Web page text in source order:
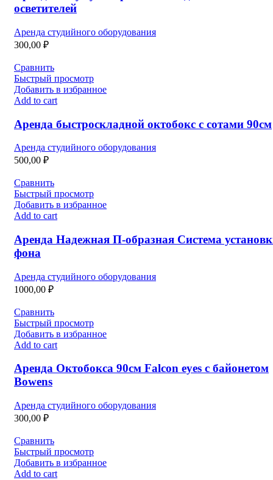
осветителей
Аренда студийного оборудования
300,00 ₽
Сравнить
Быстрый просмотр
Добавить в избранное
Add to cart
Аренда быстроскладной октобокс с сотами 90см
Аренда студийного оборудования
500,00 ₽
Сравнить
Быстрый просмотр
Добавить в избранное
Add to cart
Аренда Надежная П-образная Система
фона
Аренда студийного оборудования
1000,00 ₽
Сравнить
Быстрый просмотр
Добавить в избранное
Add to cart
Аренда Октобокса 90см Falcon eyes с байонетом
Bowens
Аренда студийного оборудования
300,00 ₽
Сравнить
Быстрый просмотр
Добавить в избранное
Add to cart